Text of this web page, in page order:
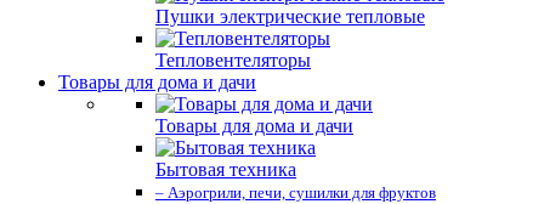
Пушки электрические тепловые
Тепловентеляторы
Товары для дома и дачи
Товары для дома и дачи
Бытовая техника
– Аэрогрили, печи, сушилки для фруктов